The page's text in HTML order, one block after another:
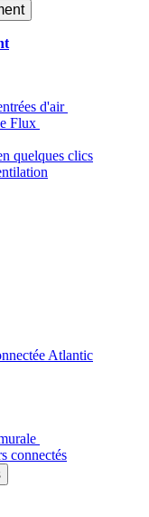
d'air
Flux
quelques clics
Atlantic
connectés